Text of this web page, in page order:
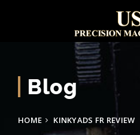
Blog
HOME
KINKYADS FR REVIEW